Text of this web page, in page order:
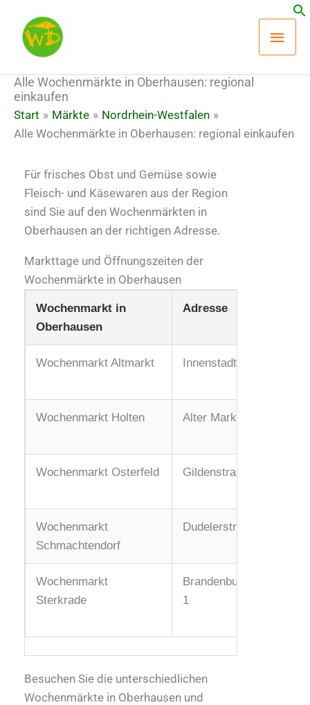
Inhalt
springen
Alle Wochenmärkte in Oberhausen: regional
einkaufen
Start Märkte
Nordrhein-Westfalen
Alle Wochenmärkte in Oberhausen: regional einkaufen
Für frisches Obst und Gemüse sowie
Fleisch- und Käsewaren aus der Region
sind Sie auf den Wochenmärkten in
Oberhausen an der richtigen Adresse.
Markttage und Öffnungszeiten der
Wochenmärkte in Oberhausen
Wochenmarkt in
Oberhausen
Adresse
Wochenmarkt Altmarkt Innenstadt
Wochenmarkt Holten Alter Marktplatz
Wochenmarkt Osterfeld Gildenstraße 1
Wochenmarkt
Schmachtendorf
Dudelerstraße 1
Wochenmarkt
Sterkrade
Brandenburgerstraße
1
Besuchen Sie die unterschiedlichen
Wochenmärkte in Oberhausen und